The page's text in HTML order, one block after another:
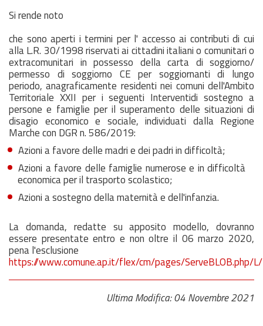
Si rende noto
che sono aperti i termini per l' accesso ai contributi di cui
alla L.R. 30/1998 riservati ai cittadini italiani o comunitari o
extracomunitari in possesso della carta di soggiorno/
permesso di soggiorno CE per soggiornanti di lungo
periodo, anagraficamente residenti nei comuni dell'Ambito
Territoriale XXII per i seguenti Interventidi sostegno a
persone e famiglie per il superamento delle situazioni di
disagio economico e sociale, individuati dalla Regione
Marche con DGR n. 586/2019:
Azioni a favore delle madri e dei padri in difficoltà;
Azioni a favore delle famiglie numerose e in difficoltà
economica per il trasporto scolastico;
Azioni a sostegno della maternità e dell'infanzia.
La domanda, redatte su apposito modello, dovranno
essere presentate entro e non oltre il 06 marzo 2020,
pena l'esclusione
https://www.comune.ap.it/flex/cm/pages/ServeBLOB.php/
Ultima Modifica: 04 Novembre 2021